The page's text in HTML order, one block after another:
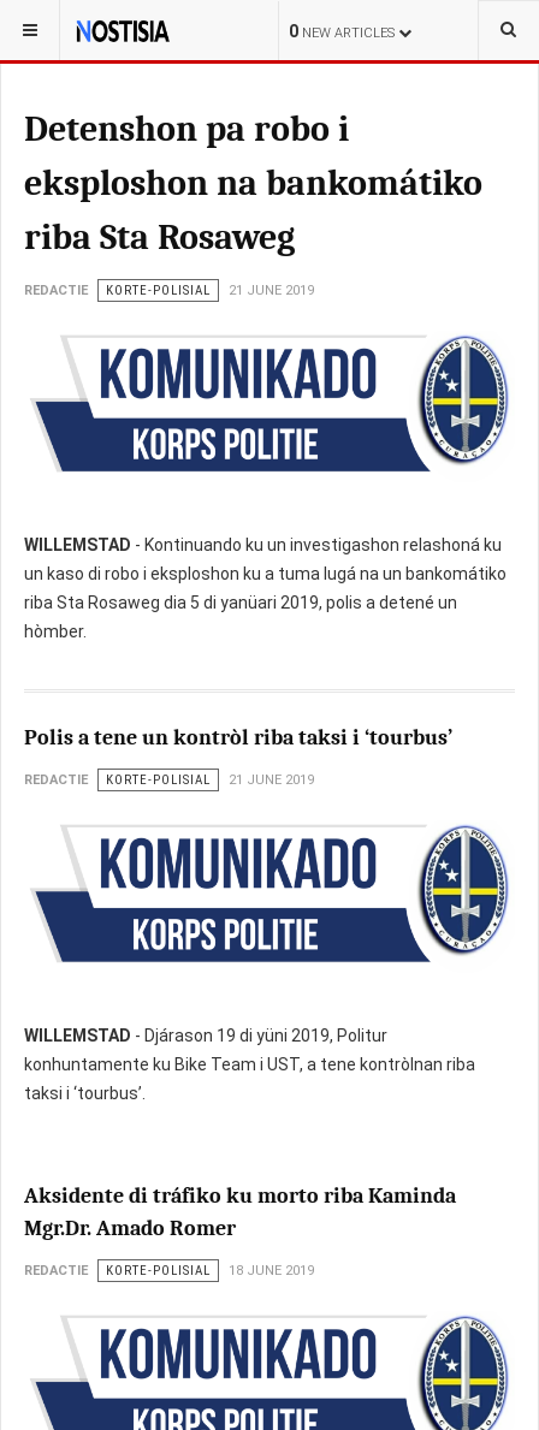
0 NEW ARTICLES
YOU ARE HERE: CURAÇAO LOKAL
Detenshon pa robo i
eksploshon na bankomátiko
riba Sta Rosaweg
REDACTIE KORTE-POLISIAL 21 JUNE 2019
WILLEMSTAD - Kontinuando ku un investigashon relashoná ku
un kaso di robo i eksploshon ku a tuma lugá na un bankomátiko
riba Sta Rosaweg dia 5 di yanüari 2019, polis a detené un
hòmber.
Polis a tene un kontròl riba taksi i ‘tourbus’
REDACTIE KORTE-POLISIAL 21 JUNE 2019
WILLEMSTAD - Djárason 19 di yüni 2019, Politur
konhuntamente ku Bike Team i UST, a tene kontròlnan riba
taksi i ‘tourbus’.
Aksidente di tráfiko ku morto riba Kaminda
Mgr.Dr. Amado Romer
REDACTIE KORTE-POLISIAL 18 JUNE 2019